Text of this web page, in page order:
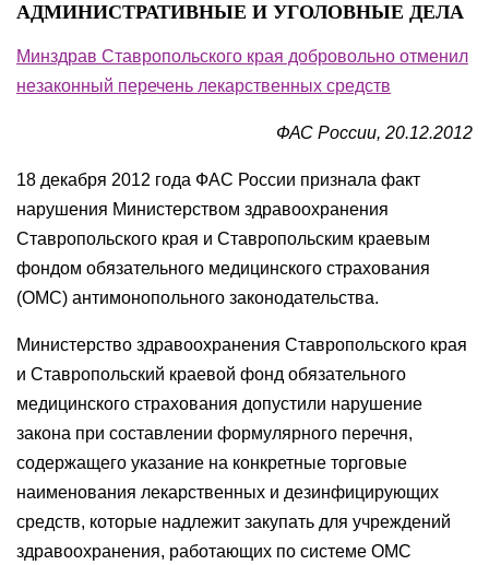
АДМИНИСТРАТИВНЫЕ И УГОЛОВНЫЕ ДЕЛА
Минздрав Ставропольского края добровольно отменил
незаконный перечень лекарственных средств
ФАС России, 20.12.2012
18 декабря 2012 года ФАС России признала факт
нарушения Министерством здравоохранения
Ставропольского края и Ставропольским краевым
фондом обязательного медицинского страхования
(ОМС) антимонопольного законодательства.
Министерство здравоохранения Ставропольского края
и Ставропольский краевой фонд обязательного
медицинского страхования допустили нарушение
закона при составлении формулярного перечня,
содержащего указание на конкретные торговые
наименования лекарственных и дезинфицирующих
средств, которые надлежит закупать для учреждений
здравоохранения, работающих по системе ОМС